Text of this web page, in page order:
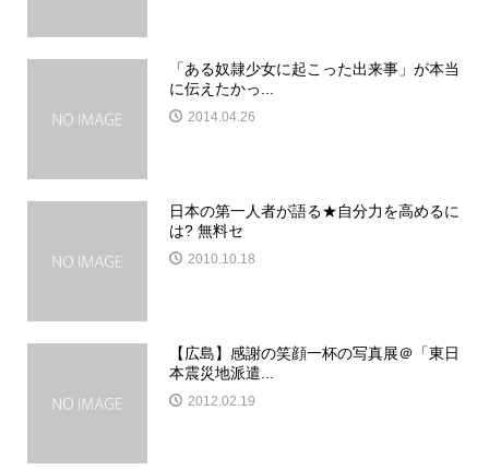
「ある奴隷少女に起こった出来事」が本当
に伝えたかっ...
2014.04.26
日本の第一人者が語る★自分力を高めるに
は? 無料セ
2010.10.18
【広島】感謝の笑顔一杯の写真展＠「東日
本震災地派遣...
2012.02.19